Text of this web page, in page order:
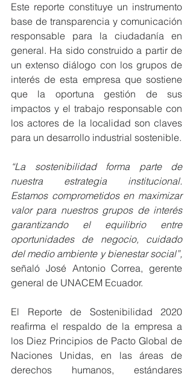
Este reporte constituye un instrumento
base de transparencia y comunicación
responsable para la ciudadanía en
general. Ha sido construido a partir de
un extenso diálogo con los grupos de
interés de esta empresa que sostiene
que la oportuna gestión de sus
impactos y el trabajo responsable con
los actores de la localidad son claves
“La sostenibilidad forma parte de
nuestra estrategia institucional.
Estamos comprometidos en maximizar
valor para nuestros grupos de interés
garantizando el equilibrio entre
oportunidades de negocio, cuidado
del medio ambiente y bienestar social”,
señaló José Antonio Correa, gerente
general de UNACEM Ecuador.
El Reporte de Sostenibilidad 2020
reafirma el respaldo de la empresa a
los Diez Principios de Pacto Global de
Naciones Unidas, en las áreas de
derechos humanos, estándares